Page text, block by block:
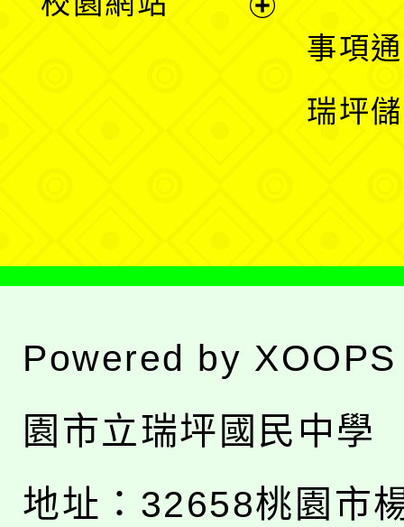
事項
瑞坪
Powered by XOOPS
園市立瑞坪國民中學
地址： 32658桃園市